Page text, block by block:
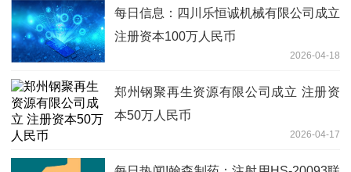
每日信息：四川乐恒诚机械有限公司成立
注册资本100万人民币
2026-04-18
郑州钢聚再生资源有限公司成立 注册资
本50万人民币
2026-04-17